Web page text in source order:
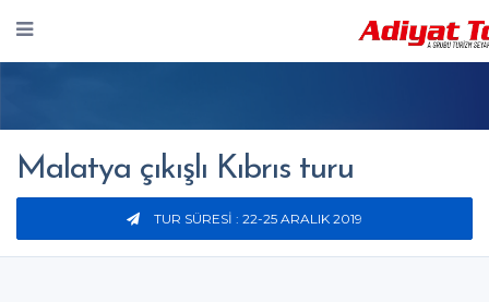
Malatya çıkışlı Kıbrıs turu
TUR SÜRESI : 22-25 ARALIK 2019